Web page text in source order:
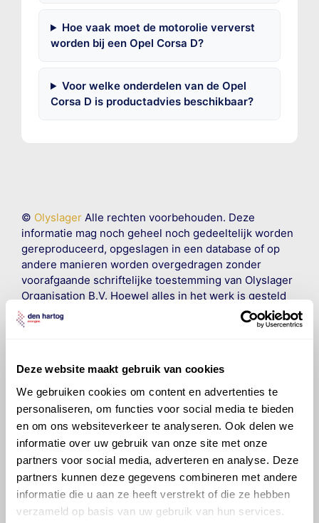
Deze website maakt gebruik van cookies
We gebruiken cookies om content en advertenties te
personaliseren, om functies voor social media te bieden
en om ons websiteverkeer te analyseren. Ook delen we
informatie over uw gebruik van onze site met onze
partners voor social media, adverteren en analyse. Deze
partners kunnen deze gegevens combineren met andere
informatie die u aan ze heeft verstrekt of die ze hebben
verzameld op basis van uw gebruik van hun services.
Hoe vaak moet de motorolie ververst
worden bij een Opel Corsa D?
Voor welke onderdelen van de Opel
Corsa D is productadvies beschikbaar?
© OlyslagerAlle rechten voorbehouden. Deze
informatie mag noch geheel noch gedeeltelijk worden
gereproduceerd, opgeslagen in een database of op
andere manieren worden overgedragen zonder
voorafgaande schriftelijke toestemming van Olyslager
Organisation B.V. Hoewel alles in het werk is gesteld
om ervoor te zorgen dat deze gegevens zo accuraat
en compleet mogelijk zijn, wordt geen
veroorzaakt door fouten of omissies in de verstrekte
informatie. Door deze olieaanbevelingsinformatie te
raadplegen en te gebruiken erkent de gebruiker dat
hij/zij de ervaring, de kennis en het vermogen heeft
om de vereiste onderhoudswerkzaamheden op een
veilige en verantwoorde manier uit te voeren. Hij/zij
vrijwaart en indemniseert de uitgever enDen Hartog
Energiesvoor enig verlies, letsel, claim en schade
veroorzaakt door een onjuiste interpretatie of een
onjuist gebruik van de gepubliceerde gegevens.